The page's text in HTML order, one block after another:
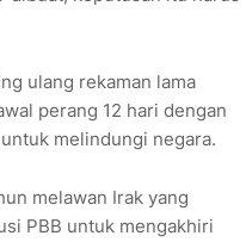
ulang rekaman lama
perang 12 hari dengan
melindungi negara.
melawan Irak yang
PBB untuk mengakhiri